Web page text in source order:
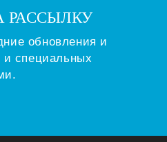
РАССЫЛКУ
обновления и
и специальных